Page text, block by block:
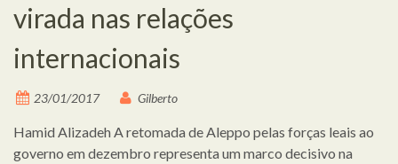
virada nas relações
internacionais
23/01/2017 Gilberto
Hamid Alizadeh A retomada de Aleppo pelas forças leais ao
governo em dezembro representa um marco decisivo na